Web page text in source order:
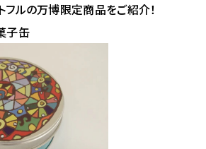
フルの万博限定商品をご紹介！
子缶